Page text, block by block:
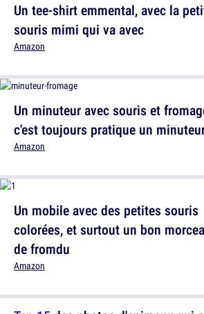
Un minuteur avec souris et
c'est toujours pratique un
Amazon
Un tee-shirt emmental, avec la
souris mimi qui va avec
Amazon
Un mobile avec des petites souris
colorées, et surtout un bon
de fromdu
Amazon